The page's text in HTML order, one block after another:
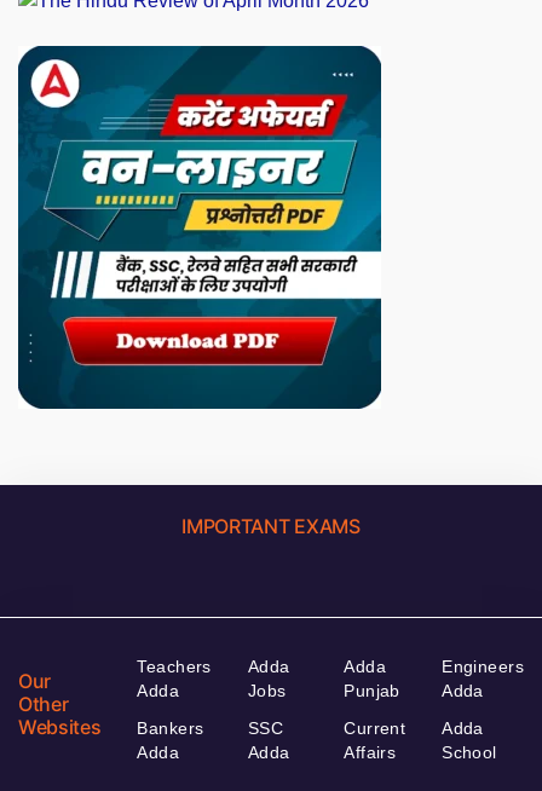
IMPORTANT EXAMS
Our
Other
Websites
Teachers
Adda
Bankers
Adda
Adda
Jobs
SSC
Adda
Adda
Punjab
Current
Affairs
Engineers
Adda
Adda
School